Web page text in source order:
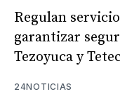
Regulan
garantizar
Tezoyuca y
24NOTICIAS